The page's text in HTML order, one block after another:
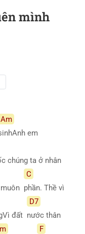
mình
Am
em
chúng ta ở nhân
C
phần. Thề vì
đất
D7
nước thân
F